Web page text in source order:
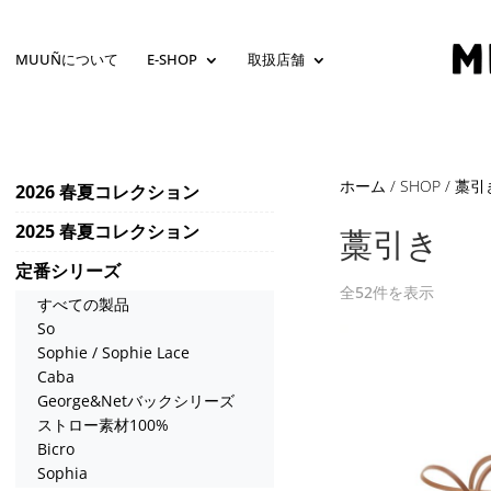
MUUÑについて E-SHOP 取扱店舗
2026 春夏コレクション
2025 春夏コレクション
定番シリーズ
すべての製品
So
Sophie / Sophie Lace
Caba
George&Netバックシリーズ
ストロー素材100%
Bicro
Sophia
ホーム / SHOP / 藁引
藁引き
全52件を表示